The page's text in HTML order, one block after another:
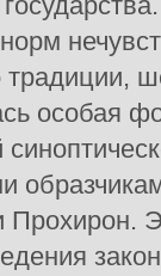
традиции,
особая
Прохирон.